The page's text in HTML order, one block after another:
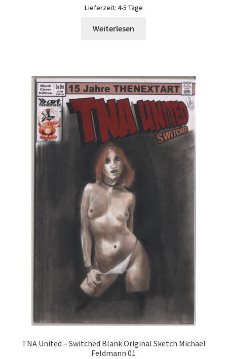
Lieferzeit: 4-5 Tage
Weiterlesen
TNA United – Switched Blank Original Sketch Michael
Feldmann 01